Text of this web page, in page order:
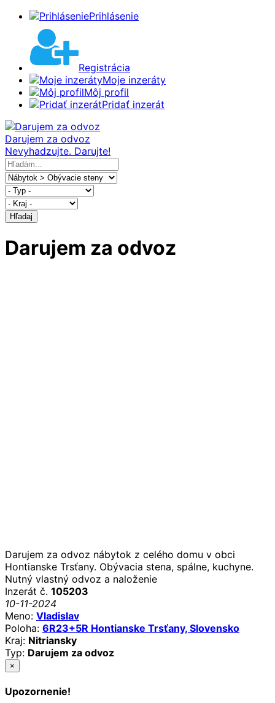
Prihlásenie
Registrácia
Moje inzeráty
Môj profil
Pridať inzerát
Darujem za odvoz
Nevyhadzujte. Darujte!
Hľadaj
Darujem za odvoz
Darujem za odvoz nábytok z celého domu v obci
Hontianske Trsťany. Obývacia stena, spálne, kuchyne.
Nutný vlastný odvoz a naloženie
Inzerát č. 105203
10-11-2024
Meno: Vladislav
Poloha: 6R23+5R Hontianske Trsťany, Slovensko
Kraj: Nitriansky
Typ: Darujem za odvoz
×
Upozornenie!